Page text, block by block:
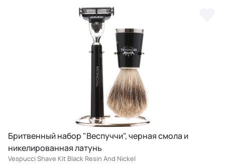
Бритвенный набор "Веспуччи", черная смола и
никелированная латунь
Vespucci Shave Kit Black Resin And Nickel